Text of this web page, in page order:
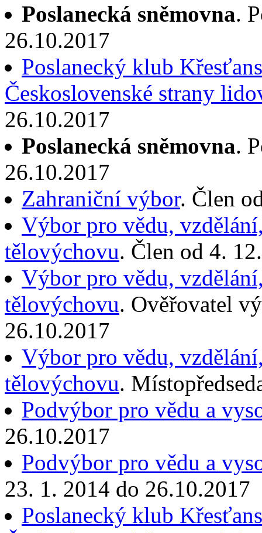
Poslanecká sněmovna.
26.10.2017
Poslanecký klub
Československé strany
26.10.2017
Poslanecká sněmovna.
26.10.2017
Zahraniční výbor. Člen
Výbor pro vědu,
tělovýchovu. Člen od 4.
Výbor pro vědu,
tělovýchovu. Ověřovatel
26.10.2017
Výbor pro vědu,
tělovýchovu.
Podvýbor pro vědu a
26.10.2017
Podvýbor pro vědu a
23. 1. 2014 do 26.10.2017
Poslanecký klub